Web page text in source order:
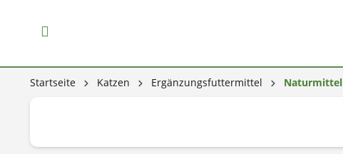
Startseite Katzen Ergänzungsfuttermittel Naturmittel